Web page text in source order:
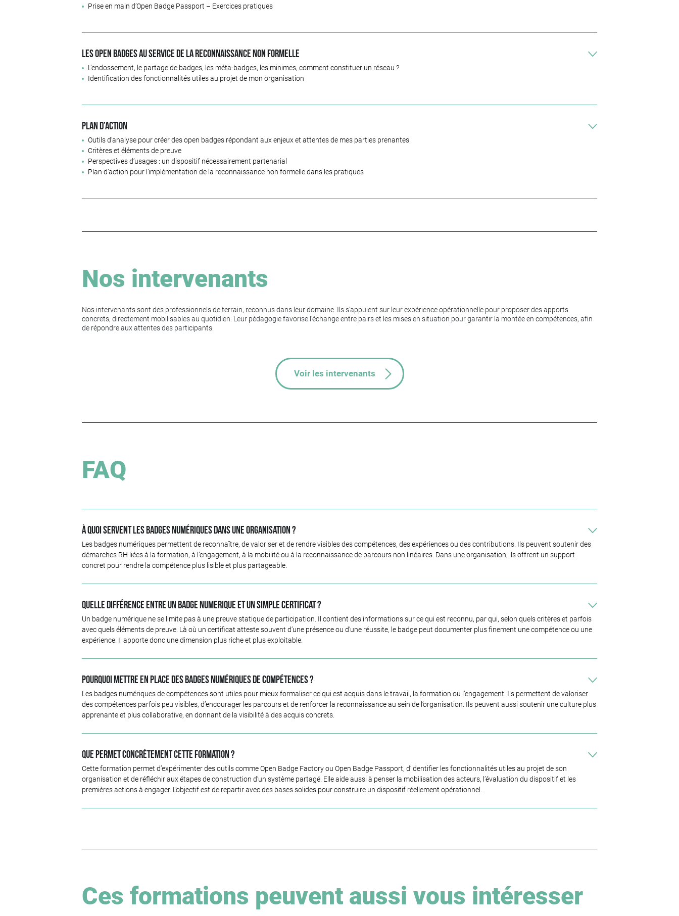
Prise en main d’Open Badge Passport – Exercices pratiques
Les open badges au service de la reconnaissance non formelle
L’endossement, le partage de badges, les méta-badges, les minimes, comment constituer un réseau ?
Identification des fonctionnalités utiles au projet de mon organisation
Plan d’action
Outils d’analyse pour créer des open badges répondant aux enjeux et attentes de mes parties prenantes
Critères et éléments de preuve
Perspectives d’usages : un dispositif nécessairement partenarial
Plan d’action pour l’implémentation de la reconnaissance non formelle dans les pratiques
Nos intervenants
Nos intervenants sont des professionnels de terrain, reconnus dans leur domaine. Ils s'appuient sur leur expérience opérationnelle pour proposer des apports
concrets, directement mobilisables au quotidien. Leur pédagogie favorise l'échange entre pairs et les mises en situation pour garantir la montée en compétences, afin
de répondre aux attentes des participants.
Voir les intervenants
FAQ
À quoi servent les badges numériques dans une organisation ?
Les badges numériques permettent de reconnaître, de valoriser et de rendre visibles des compétences, des expériences ou des contributions. Ils peuvent soutenir des
démarches RH liées à la formation, à l’engagement, à la mobilité ou à la reconnaissance de parcours non linéaires. Dans une organisation, ils offrent un support
concret pour rendre la compétence plus lisible et plus partageable.
Quelle différence entre un badge numerique et un simple certificat ?
Un badge numérique ne se limite pas à une preuve statique de participation. Il contient des informations sur ce qui est reconnu, par qui, selon quels critères et parfois
avec quels éléments de preuve. Là où un certificat atteste souvent d’une présence ou d’une réussite, le badge peut documenter plus finement une compétence ou une
expérience. Il apporte donc une dimension plus riche et plus exploitable.
Pourquoi mettre en place des badges numériques de compétences ?
Les badges numériques de compétences sont utiles pour mieux formaliser ce qui est acquis dans le travail, la formation ou l’engagement. Ils permettent de valoriser
des compétences parfois peu visibles, d’encourager les parcours et de renforcer la reconnaissance au sein de l’organisation. Ils peuvent aussi soutenir une culture plus
apprenante et plus collaborative, en donnant de la visibilité à des acquis concrets.
Que permet concrètement cette formation ?
Cette formation permet d’expérimenter des outils comme Open Badge Factory ou Open Badge Passport, d’identifier les fonctionnalités utiles au projet de son
organisation et de réfléchir aux étapes de construction d’un système partagé. Elle aide aussi à penser la mobilisation des acteurs, l’évaluation du dispositif et les
premières actions à engager. L’objectif est de repartir avec des bases solides pour construire un dispositif réellement opérationnel.
Ces formations peuvent aussi vous intéresser